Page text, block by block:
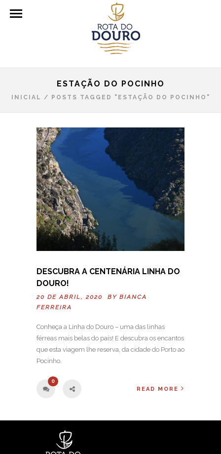
ESTAÇÃO DO POCINHO
INICIAL / POSTS TAGGED "ESTAÇÃO DO POCINHO"
DESCUBRA A CENTENÁRIA LINHA DO
DOURO!
20 DE ABRIL, 2020 BY BIANCA
FERREIRA
Conheça a Linha do Douro – uma das linhas
férreas mais belas do país! E descubra os encantos
que esta viagem lhe reserva, da cidade do Porto ao
Pocinho.
0
READ MORE